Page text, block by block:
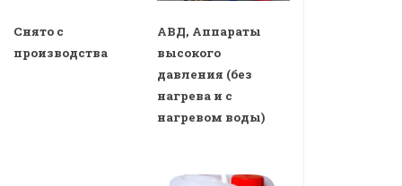
Снято с
производства
АВД, Аппараты
высокого
давления (без
нагрева и с
нагревом воды)